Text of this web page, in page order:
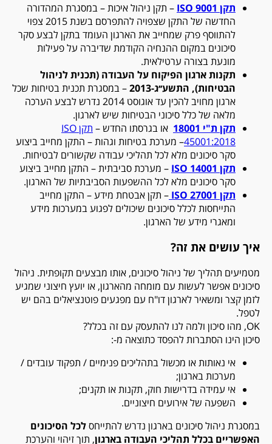
תקן 9001
ISO – תקן ניהול איכות – במסגרת המהדורה
החדשה של התקן שצפויה להתפרסם בשנת 2015 צפוי
להתווסף פרק שמחייב את הארגון העומד בתקן לבצע סקר
סיכונים במקום ההנחיה הקודמת שדיברה על פעילות
מונעת בצורה ערטילאית.
תקנות ארגון הפיקוח על העבודה (תכנית לניהול
הבטיחות), התשע׳׳ג-2013
– במסגרת תכנית בטיחות שכל
ארגון מחויב להכין עד אוגוסט 2014 נדרש לבצע הערכה
מלאה של כלל סיכוני הבטיחות שיש לארגון.
תקן ת"י 18001
או בגרסתו החדש –
תקן ISO
45001:2018– מערכת בטיחות וגהות – התקן מחייב ביצוע
סקר סיכונים מלא לכל תהליכי עבודה שקשורים לבטיחות.
תקן 14001
ISO – מערכת סביבתית – התקן מחייב ביצוע
סקר סיכונים מלא לכל ההשפעות הסביבתיות של הארגון.
תקן 27001
ISO – תקן אבטחת מידע – התקן מחייב
התייחסות לכלל סיכונים שיכולים לפגוע במערכות מידע
ומאגרי מידע של הארגון.
איך עושים את זה?
מטמיעים תהליך של ניהול סיכונים, אותו מבצעים תקופתית. ניהול
סיכונים אפשר לעשות עם מומחה מהארגון, או יועץ חיצוני שמגיע
לזמן קצר ומשאיר לארגון דו"ח עם מפגעים פוטנציאלים בהם יש
לטפל.
OK, מהו סיכון ולמה לנו להתעסק עם זה בכלל?
סיכון הינו הסתברות להפסד כתוצאה מ-:
אי נאותות או מכשול בתהליכים פנימיים / תפקוד עובדים /
מערכות בארגון;
אי עמידה בדרישות חוק, תקנות או תקנים;
השפעה של אירועים חיצוניים.
במסגרת ניהול סיכונים בארגון נדרש להתייחסלכל הסיכונים
האפשריים בכלל תהליכי העבודה בארגון, תוך זיהוי והערכת